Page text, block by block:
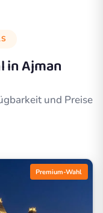
inAjman
und Preise
Premium-Wahl